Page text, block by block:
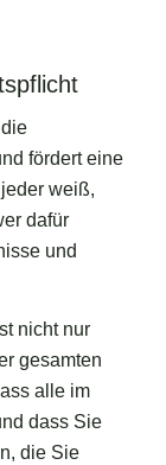
fördert eine
weiß,
dafür
und
nicht nur
gesamten
alle im
dass Sie
die Sie